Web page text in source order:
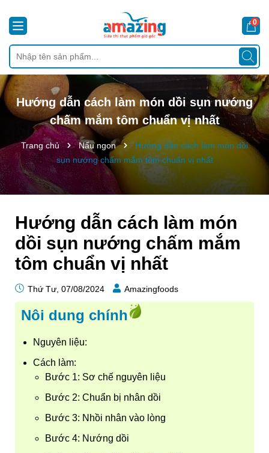
0
Hướng dẫn cách làm món dồi sụn nướng
chấm mắm tôm chuẩn vị nhất
Trang chủ Nấu ngon
Hướng dẫn cách làm món dồi
sụn nướng chấm mắm tôm chuẩn vị nhất
Hướng dẫn cách làm món
dồi sụn nướng chấm mắm
tôm chuẩn vị nhất
Thứ Tư, 07/08/2024 Amazingfoods
Nôi dung chính
Nguyên liệu:
Cách làm:
Bước 1: Sơ chế nguyên liệu
Bước 2: Chuẩn bị nhân dồi
Bước 3: Nhồi nhân vào lòng
Bước 4: Nướng dồi